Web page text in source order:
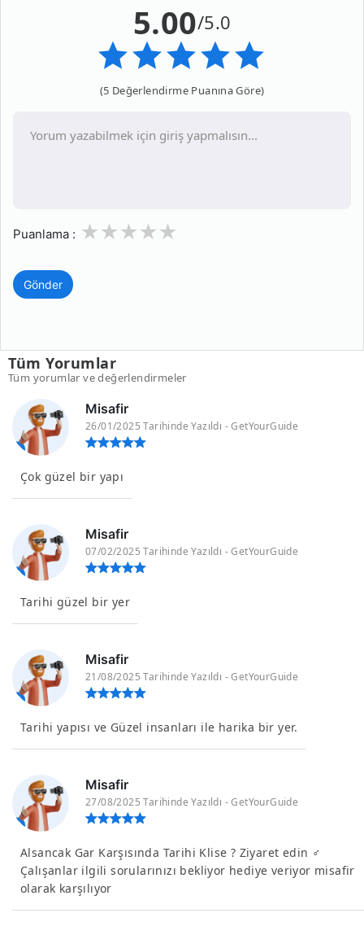
5.00/5.0
(5 Değerlendirme Puanına Göre)
Puanlama : 3
2
1
Gönder
Tüm Yorumlar
Tüm yorumlar ve değerlendirmeler
Misafir
26/01/2025 Tarihinde Yazıldı - GetYourGuide
Çok güzel bir yapı
Misafir
07/02/2025 Tarihinde Yazıldı - GetYourGuide
Tarihi güzel bir yer
Misafir
21/08/2025 Tarihinde Yazıldı - GetYourGuide
Tarihi yapısı ve Güzel insanları ile harika bir yer.
Misafir
27/08/2025 Tarihinde Yazıldı - GetYourGuide
Alsancak Gar Karşısında Tarihi Klise ? Ziyaret edin ‍♂️
Çalışanlar ilgili sorularınızı bekliyor hediye veriyor misafir
olarak karşılıyor